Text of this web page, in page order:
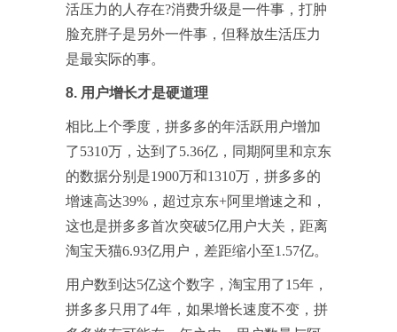
活压力的人存在?消费升级是一件事，打肿
脸充胖子是另外一件事，但释放生活压力
是最实际的事。
8. 用户增长才是硬道理
相比上个季度，拼多多的年活跃用户增加
了5310万，达到了5.36亿，同期阿里和京东
的数据分别是1900万和1310万，拼多多的
增速高达39%，超过京东+阿里增速之和，
这也是拼多多首次突破5亿用户大关，距离
淘宝天猫6.93亿用户，差距缩小至1.57亿。
用户数到达5亿这个数字，淘宝用了15年，
拼多多只用了4年，如果增长速度不变，拼